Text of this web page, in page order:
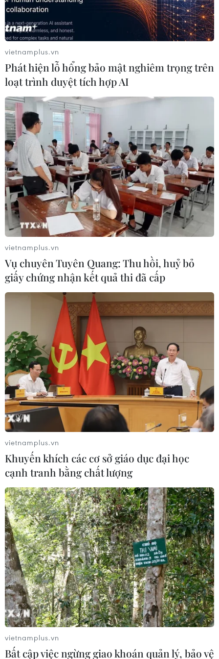
vietnamplus.vn
Phát hiện lỗ hổng bảo mật nghiêm trọng trên
loạt trình duyệt tích hợp AI
vietnamplus.vn
Vụ chuyên Tuyên Quang: Thu hồi, huỷ bỏ
giấy chứng nhận kết quả thi đã cấp
vietnamplus.vn
Khuyến khích các cơ sở giáo dục đại học
cạnh tranh bằng chất lượng
vietnamplus.vn
Bất cập việc ngừng giao khoán quản lý, bảo vệ